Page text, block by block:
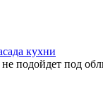
кухни
подойдет под